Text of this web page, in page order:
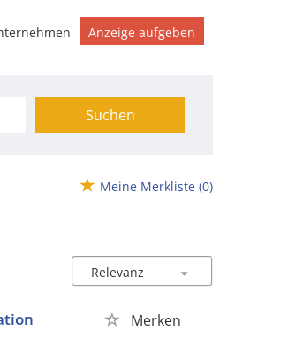
Anzeige aufgeben
Suchen
Meine Merkliste (0)
Merken